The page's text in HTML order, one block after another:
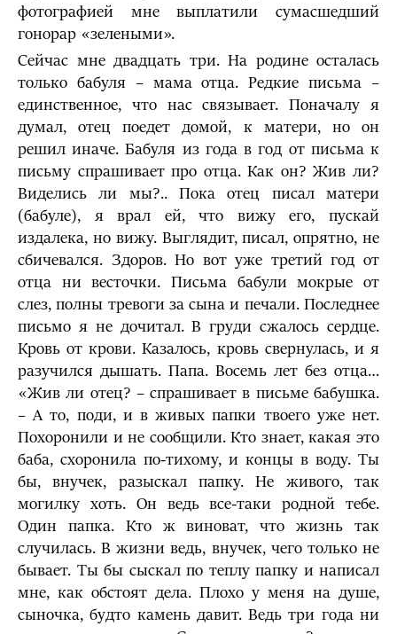
фотографией мне выплатили сумасшедший
гонорар «зелеными».
Сейчас мне двадцать три. На родине осталась
только бабуля – мама отца. Редкие письма –
единственное, что нас связывает. Поначалу я
думал, отец поедет домой, к матери, но он
решил иначе. Бабуля из года в год от письма к
письму спрашивает про отца. Как он? Жив ли?
Виделись ли мы?.. Пока отец писал матери
(бабуле), я врал ей, что вижу его, пускай
издалека, но вижу. Выглядит, писал, опрятно, не
сбичевался. Здоров. Но вот уже третий год от
отца ни весточки. Письма бабули мокрые от
слез, полны тревоги за сына и печали. Последнее
письмо я не дочитал. В груди сжалось сердце.
Кровь от крови. Казалось, кровь свернулась, и я
разучился дышать. Папа. Восемь лет без отца…
«Жив ли отец? – спрашивает в письме бабушка.
– А то, поди, и в живых папки твоего уже нет.
Похоронили и не сообщили. Кто знает, какая это
баба, схоронила по-тихому, и концы в воду. Ты
бы, внучек, разыскал папку. Не живого, так
могилку хоть. Он ведь все-таки родной тебе.
Один папка. Кто ж виноват, что жизнь так
случилась. В жизни ведь, внучек, чего только не
бывает. Ты бы сыскал по теплу папку и написал
мне, как обстоят дела. Плохо у меня на душе,
сыночка, будто камень давит. Ведь три года ни